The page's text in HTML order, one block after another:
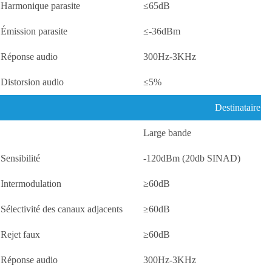
Harmonique parasite ≤65dB
Émission parasite ≤-36dBm
Réponse audio 300Hz-3KHz
Distorsion audio ≤5%
Destinataire
Large bande
Sensibilité -120dBm (20db SINAD)
Intermodulation ≥60dB
Sélectivité des canaux adjacents ≥60dB
Rejet faux ≥60dB
Réponse audio 300Hz-3KHz